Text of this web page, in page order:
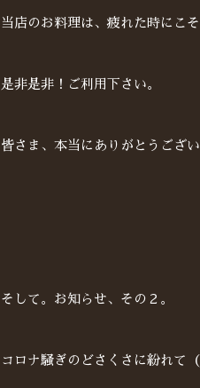
当店のお料理は、疲れた時にこ
是非是非！ご利用下さい。
皆さま、本当にありがとうござ
そして。お知らせ、その２。
コロナ騒ぎのどさくさに紛れて